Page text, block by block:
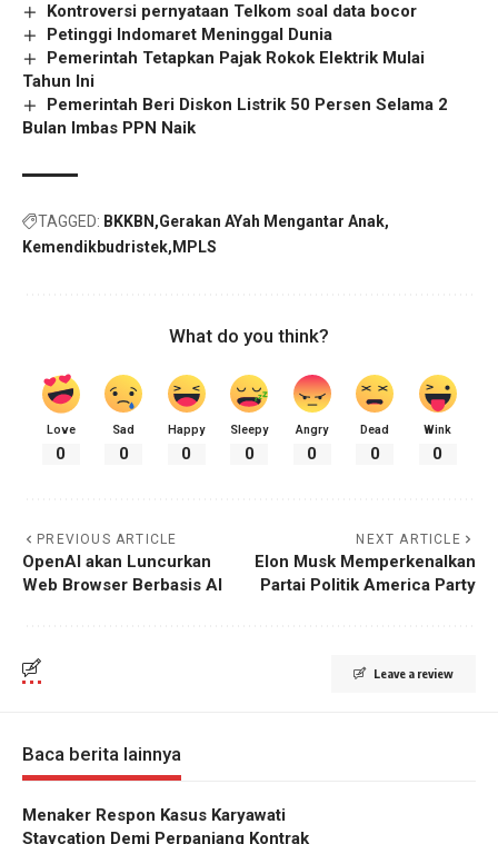
Kontroversi pernyataan Telkom soal data bocor
Petinggi Indomaret Meninggal Dunia
Pemerintah Tetapkan Pajak Rokok Elektrik Mulai
Tahun Ini
Pemerintah Beri Diskon Listrik 50 Persen Selama 2
Bulan Imbas PPN Naik
TAGGED: BKKBN Gerakan AYah Mengantar Anak
Kemendikbudristek MPLS
What do you think?
Love
0
Sad
0
Happy
0
Sleepy
0
Angry
0
Dead
0
Wink
0
PREVIOUS ARTICLE
OpenAI akan Luncurkan
Web Browser Berbasis AI
NEXT ARTICLE
Elon Musk Memperkenalkan
Partai Politik America Party
Leave a review
Baca berita lainnya
Menaker Respon Kasus Karyawati
Staycation Demi Perpanjang Kontrak